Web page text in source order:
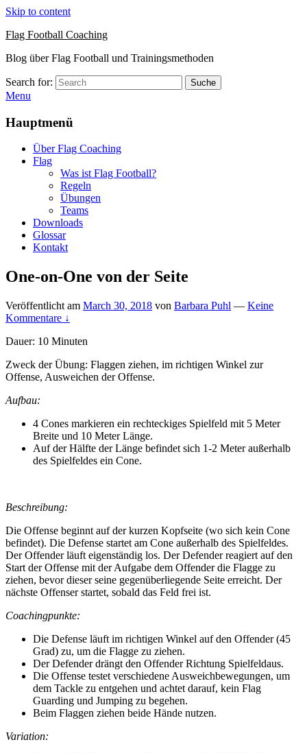
Skip to content
Flag Football Coaching
Blog über Flag Football und Trainingsmethoden
Search for: Suche
Menu
Hauptmenü
Über Flag Coaching
Flag
Was ist Flag Football?
Regeln
Übungen
Teams
Downloads
Glossar
Kontakt
One-on-One von der Seite
Veröffentlicht am March 30, 2018 von Barbara Puhl — Keine
Kommentare ↓
Dauer: 10 Minuten
Zweck der Übung: Flaggen ziehen, im richtigen Winkel zur
Offense, Ausweichen der Offense.
Aufbau:
4 Cones markieren ein rechteckiges Spielfeld mit 5 Meter
Breite und 10 Meter Länge.
Auf der Hälfte der Länge befindet sich 1-2 Meter außerhalb
des Spielfeldes ein Cone.
Beschreibung:
Die Offense beginnt auf der kurzen Kopfseite (wo sich kein Cone
befindet). Die Defense startet am Cone außerhalb des Spielfeldes.
Der Offender läuft eigenständig los. Der Defender reagiert auf den
Start der Offense mit der Aufgabe dem Offender die Flagge zu
ziehen, bevor dieser seine gegenüberliegende Seite erreicht. Der
nächste Offenser startet, sobald das Feld frei ist.
Coachingpunkte:
Die Defense läuft im richtigen Winkel auf den Offender (45
Grad) zu, um die Flagge zu ziehen.
Der Defender drängt den Offender Richtung Spielfeldaus.
Die Offense testet verschiedene Ausweichbewegungen, um
dem Tackle zu entgehen und achtet darauf, kein Flag
Guarding und Jumping zu begehen.
Beim Flaggen ziehen beide Hände nutzen.
Variation: